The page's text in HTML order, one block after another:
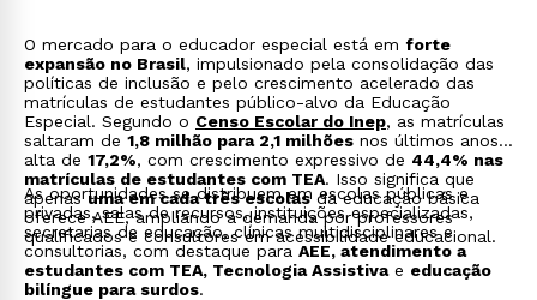
O mercado para o educador especial está em forte
expansão no Brasil, impulsionado pela consolidação das
políticas de inclusão e pelo crescimento acelerado das
matrículas de estudantes público-alvo da Educação
Especial. Segundo o Censo Escolar do Inep, as matrículas
saltaram de 1,8 milhão para 2,1 milhões nos últimos anos,
alta de 17,2%, com crescimento expressivo de 44,4% nas
matrículas de estudantes com TEA. Isso significa que
apenasuma em cada três escolasda educação básica
oferece AEE, ampliando a demanda por professores
qualificados e consultores em acessibilidade educacional.
As oportunidades se distribuem em escolas públicas e
privadas, salas de recursos, instituições especializadas,
secretarias de educação, clínicas multidisciplinares e
consultorias, com destaque para AEE, atendimento a
estudantes com TEA, Tecnologia Assistivae educação
bilíngue para surdos.